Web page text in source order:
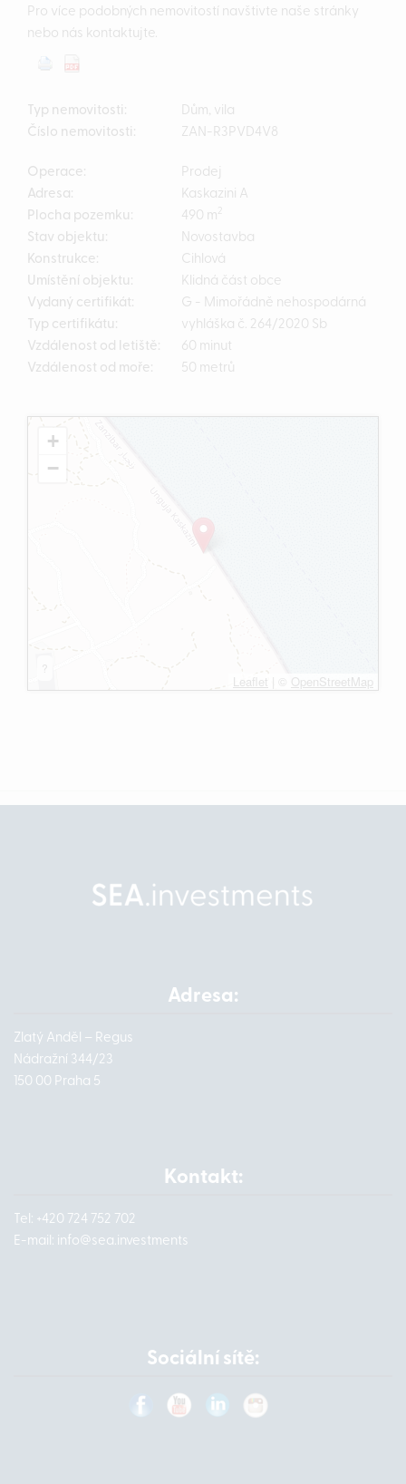
Pro více podobných nemovitostí navštivte naše stránky
nebo nás kontaktujte.
Typ nemovitosti:
Dům, vila
Číslo nemovitosti:
ZAN-R3PVD4V8
Operace:
Prodej
Adresa:
Kaskazini A
Plocha pozemku:
490 m2
Stav objektu:
Novostavba
Konstrukce:
Cihlová
Umístění objektu:
Klidná část obce
Vydaný certifikát:
G - Mimořádně nehospodárná
Typ certifikátu:
vyhláška č. 264/2020 Sb
Vzdálenost od letiště:
60 minut
Vzdálenost od moře:
50 metrů
+
−
?
Leaflet OpenStreetMap
Adresa:
Zlatý Anděl – Regus
Nádražní 344/23
150 00 Praha 5
Kontakt:
Tel: +420 724 752 702
E-mail: info@sea.investments
Sociální sítě: